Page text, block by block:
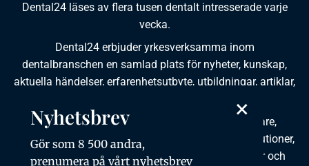
Dental24 läses av flera tusen dentalt intresserade varje
vecka.
Dental24 erbjuder yrkesverksamma inom
dentalbranschen en samlad plats för nyheter, kunskap,
aktuella händelser, erfarenhetsutbyte, utbildningar, artiklar,
Dental24 produceras i samverkan med tandläkare,
tandhygienister, tandsköterskor, tandtekniker, institutioner,
kursgivare, föreningar, organisationer, leverantörer och
×
Nyhetsbrev
Gör som 8 500 andra,
prenumera på vårt nyhetsbrev